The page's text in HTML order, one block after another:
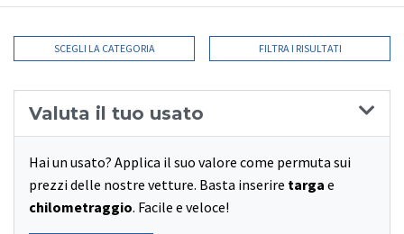
SCEGLI LA CATEGORIA FILTRA I RISULTATI
Valuta il tuo usato
Hai un usato? Applica il suo valore come permuta sui
prezzi delle nostre vetture. Basta inserire targa e
chilometraggio. Facile e veloce!